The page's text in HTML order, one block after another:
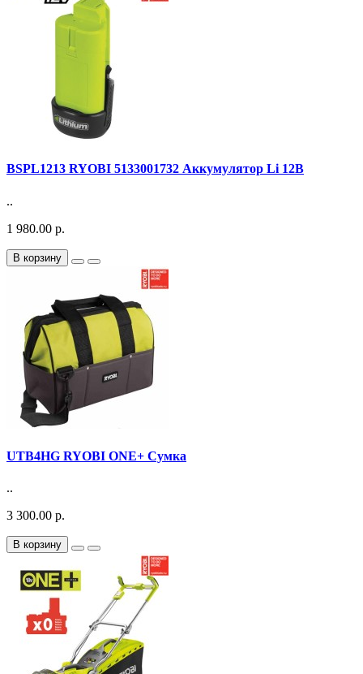
BSPL1213 RYOBI 5133001732 Аккумулятор Li 12В
..
1 980.00 р.
В корзину
UTB4HG RYOBI ONE+ Сумка
..
3 300.00 р.
В корзину